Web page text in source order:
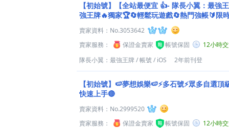
【初始號】【全站最便宜 👍- 隊長小翼：最強
強王牌🔥獨家🏆🔄輕鬆玩遊戲🔄熱門強帳🔰限
賣家資料： No.3053642
賣家服務：
保證金賣家 帳號保固
12小時
隊長小翼：最強王牌/帳號/ iOS 2年前刊登
【初始號】🍉夢想娛樂🍉⚡多石號⚡眾多自選
快速上手🔴
賣家資料： No.2999520
賣家服務：
保證金賣家 帳號保固
12小時